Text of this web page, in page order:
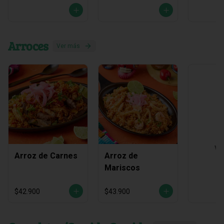
Arroces Ver más
Arroz de Carnes
$42.900
Arroz de
Mariscos
$43.900